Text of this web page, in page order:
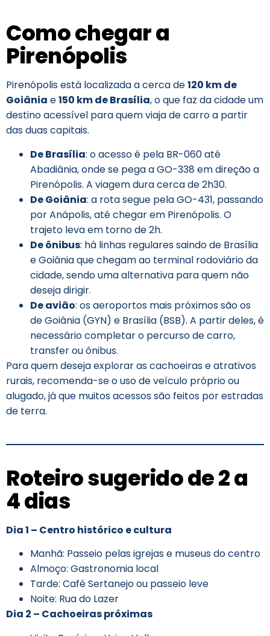
Como chegar a
Pirenópolis
Pirenópolis está localizada a cerca de120 km de
Goiânia e150 km de Brasília, o que faz da cidade um
destino acessível para quem viaja de carro a partir
das duas capitais.
De Brasília: o acesso é pela BR-060 até
Abadiânia, onde se pega a GO-338 em direção a
Pirenópolis. A viagem dura cerca de 2h30.
De Goiânia: a rota segue pela GO-431, passando
por Anápolis, até chegar em Pirenópolis. O
trajeto leva em torno de 2h.
De ônibus: há linhas regulares saindo de Brasília
e Goiânia que chegam ao terminal rodoviário da
cidade, sendo uma alternativa para quem não
deseja dirigir.
De avião: os aeroportos mais próximos são os
de Goiânia (GYN) e Brasília (BSB). A partir deles, é
necessário completar o percurso de carro,
transfer ou ônibus.
Para quem deseja explorar as cachoeiras e atrativos
rurais, recomenda-se o uso de veículo próprio ou
alugado, já que muitos acessos são feitos por estradas
de terra.
Roteiro sugerido de 2 a
4 dias
Dia 1 – Centro histórico e cultura
Manhã: Passeio pelas igrejas e museus do centro
Almoço: Gastronomia local
Tarde: Café Sertanejo ou passeio leve
Noite: Rua do Lazer
Dia 2 – Cachoeiras próximas